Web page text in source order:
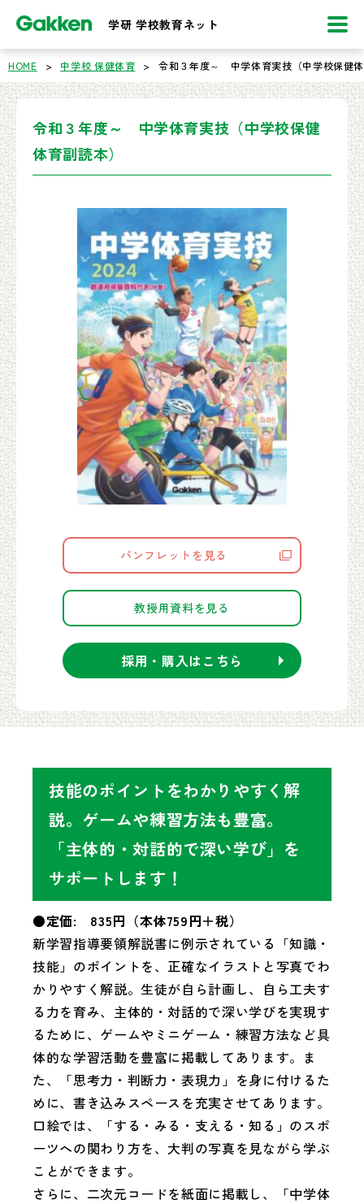
学研 学校教育ネット
HOME > 中学校 保健体育 > 令和３年度～ 中学体育実技（中学校保健
令和３年度～ 中学体育実技（中学校保健
体育副読本）
パンフレットを見る
教授用資料を見る
採用・購入はこちら
技能のポイントをわかりやすく解
説。ゲームや練習方法も豊富。
「主体的・対話的で深い学び」を
サポートします！
●定価: 835円（本体759円＋税）
新学習指導要領解説書に例示されている「知識・
技能」のポイントを、正確なイラストと写真でわ
かりやすく解説。生徒が自ら計画し、自ら工夫す
る力を育み、主体的・対話的で深い学びを実現す
るために、ゲームやミニゲーム・練習方法など具
体的な学習活動を豊富に掲載してあります。ま
た、「思考力・判断力・表現力」を身に付けるた
めに、書き込みスペースを充実させてあります。
口絵では、「する・みる・支える・知る」のスポ
ーツへの関わり方を、大判の写真を見ながら学ぶ
ことができます。
さらに、二次元コードを紙面に掲載し、「中学体